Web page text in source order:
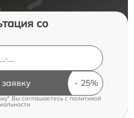
со
Вы соглашаетесь c политикой